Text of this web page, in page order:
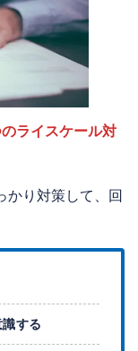
ライスケール対
かり対策して、回
する